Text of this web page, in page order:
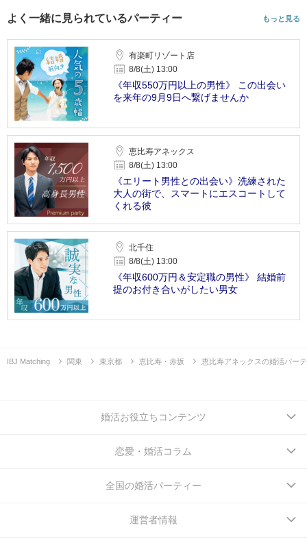
よく一緒に見られているパーティー もっと見る
有楽町リゾート店
8/8(土) 13:00
《年収550万円以上の男性》 この出会い
を来年の9月9日へ繋げませんか
恵比寿アネックス
8/8(土) 13:00
《エリート男性との出会い》洗練された
大人の街で、スマートにエスコートして
くれる彼
北千住
8/8(土) 13:00
《年収600万円＆安定職の男性》 結婚前
提のお付き合いがしたい男女
IBJ Matching 関東 東京都 恵比寿・赤坂 恵比寿アネックスの婚活パー
婚活お役立ちコンテンツ
恋愛・婚活コラム
全国の婚活パーティー
運営者情報